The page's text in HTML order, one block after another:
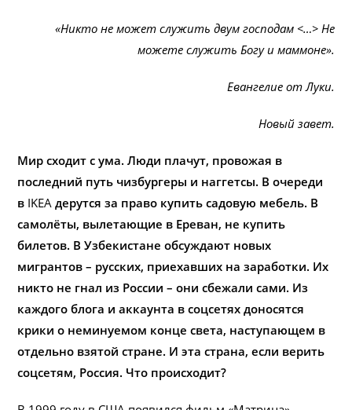
«Никто не может служить двум господам <…> Не
можете служить Богу и маммоне».
Евангелие от Луки.
Новый завет.
Мир сходит с ума. Люди плачут, провожая в
последний путь чизбургеры и наггетсы. В очереди
в IKEA дерутся за право купить садовую мебель. В
самолёты, вылетающие в Ереван, не купить
билетов. В Узбекистане обсуждают новых
мигрантов – русских, приехавших на заработки. Их
никто не гнал из России – они сбежали сами. Из
каждого блога и аккаунта в соцсетях доносятся
крики о неминуемом конце света, наступающем в
отдельно взятой стране. И эта страна, если верить
соцсетям, Россия. Что происходит?